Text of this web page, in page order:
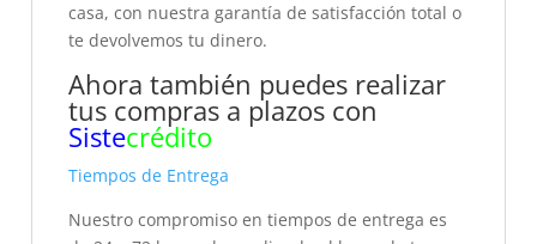
casa, con nuestra garantía de satisfacción total o
te devolvemos tu dinero.
Ahora también puedes realizar
tus compras a plazos con
Sistecrédito
Tiempos de Entrega
Nuestro compromiso en tiempos de entrega es